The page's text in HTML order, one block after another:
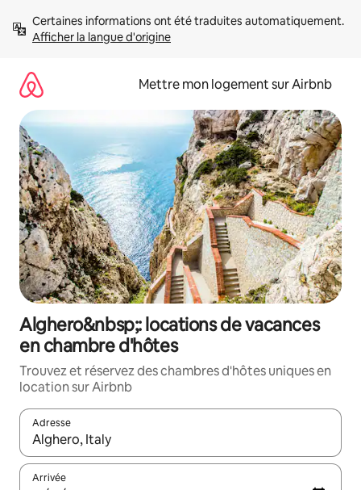
directement
Afficher la langue d'origine
Mettre mon logement sur Airbnb
Alghero&nbsp;: locations de vacances
en chambre d'hôtes
Trouvez et réservez des chambres d'hôtes uniques en
location sur Airbnb
Adresse
Lorsque les résultats s'affichent, utilisez les flèches vers le
Arrivée